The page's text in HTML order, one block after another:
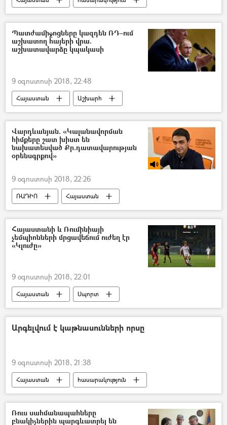
Տնտեսություն
Պատժամիջոցները կազդեն ՌԴ–ում
աշխատող հայերի վրա.
աշխատավարձը կպակասի
9 օգոստոսի 2018, 22:48
Հայաստան
Աշխարհ
Տնտեսություն
Ռուսաստան
Իրանի Իսլամական Հանրապետություն
Ամերիկայի Միացյալ Նահանգներ
Վարդևանյան. «Կալանավորման
հիմքերը շատ խիստ են
նախատեսված Քր.դատավարության
օրենսգրքով»
9 օգոստոսի 2018, 22:26
ՌԱԴԻՈ Հայաստան
Հայաստանի և Ռումինիայի
չեմպիոնների մրցավեճում ուժեղ էր
«Կլուժը»
9 օգոստոսի 2018, 22:01
Հայաստան Սպորտ
Արգելվում է կաթնասունների որսը
9 օգոստոսի 2018, 21:38
Հայաստան
հասարակություն
Էրիկ Գրիգորյան
Ռուս սահմանապահները
բնակիչներին պարգևատրել են